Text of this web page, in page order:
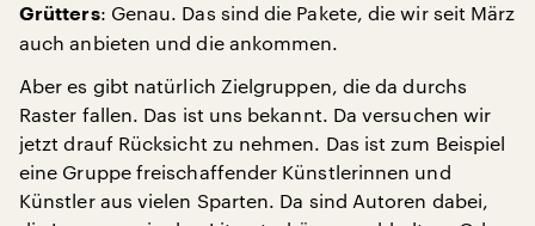
Grütters: Genau. Das sind die Pakete, die wir seit März
auch anbieten und die ankommen.
Aber es gibt natürlich Zielgruppen, die da durchs
Raster fallen. Das ist uns bekannt. Da versuchen wir
jetzt drauf Rücksicht zu nehmen. Das ist zum Beispiel
eine Gruppe freischaffender Künstlerinnen und
Künstler aus vielen Sparten. Da sind Autoren dabei,